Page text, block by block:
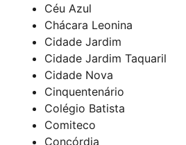
Céu Azul
Chácara Leonina
Cidade Jardim
Cidade Jardim Taquaril
Cidade Nova
Cinquentenário
Colégio Batista
Comiteco
Concórdia